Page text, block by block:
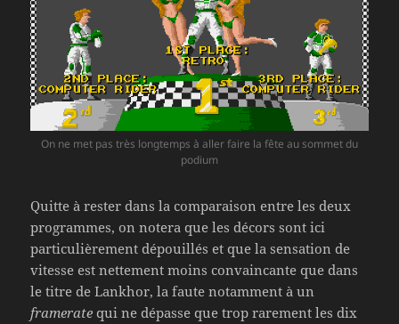
On ne met pas très longtemps à aller faire la fête au sommet du
podium
Quitte à rester dans la comparaison entre les deux
programmes, on notera que les décors sont ici
particulièrement dépouillés et que la sensation de
vitesse est nettement moins convaincante que dans
le titre de Lankhor, la faute notamment à un
framerate qui ne dépasse que trop rarement les dix